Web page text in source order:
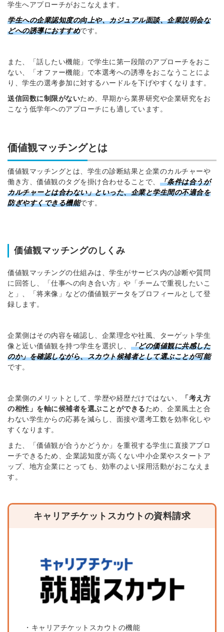
学生へアプローチがおこなえます。
学生への企業認知度の向上や、カジュアル面談、企業説明会な
どへの誘導におすすめです。
また、「話したい機能」で学生に第一段階のアプローチをおこ
ない、「オファー機能」で本選考への誘導をおこなうことによ
り、学生の選考参加に対するハードルを下げやすくなります。
送信回数に制限がないため、早期から業界研究や企業研究をお
こなう低学年へのアプローチにも適しています。
価値観マッチングとは
価値観マッチングとは、学生の診断結果と企業のカルチャーや
働き方、価値観のタグを掛け合わせることで、 「条件は合うが
カルチャーとは合わない」といった、企業と学生間の不適合を
防ぎやすくできる機能です。
価値観マッチングのしくみ
価値観マッチングの仕組みは、学生がサービス内の診断や質問
に回答し、「仕事への向き合い方」や「チームで重視したいこ
と」、「将来像」などの価値観データをプロフィールとして登
録します。
企業側はその内容を確認し、企業理念や社風、ターゲット学生
像と近い価値観を持つ学生を選択し、 「どの価値観に共感した
のか」を確認しながら、スカウト候補者として選ぶことが可能
です。
企業側のメリットとして、学歴や経歴だけではない、
「考え方
の相性」を軸に候補者を選ぶことができるため、企業風土と合
わない学生からの応募を減らし、面接や選考工数を効率化しや
すくなります。
また、「価値観が合うかどうか」を重視する学生に直接アプロ
ーチできるため、企業認知度が高くない中小企業やスタートア
ップ、地方企業にとっても、効率のよい採用活動がおこなえま
す。
キャリアチケットスカウトの資料請求
・キャリアチケットスカウトの機能